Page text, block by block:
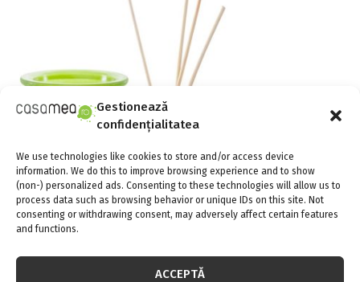
Gestionează
confidențialitatea
We use technologies like cookies to store and/or access device
information. We do this to improve browsing experience and to show
(non-) personalized ads. Consenting to these technologies will allow us to
process data such as browsing behavior or unique IDs on this site. Not
consenting or withdrawing consent, may adversely affect certain features
and functions.
ACCEPTĂ